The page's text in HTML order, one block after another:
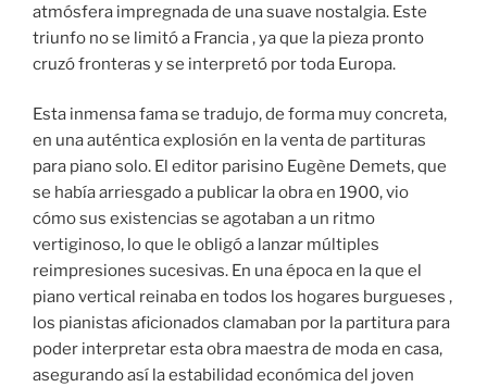
atmósfera impregnada de una suave nostalgia. Este
triunfo no se limitó a Francia , ya que la pieza pronto
cruzó fronteras y se interpretó por toda Europa.
Esta inmensa fama se tradujo, de forma muy concreta,
en una auténtica explosión en la venta de partituras
para piano solo. El editor parisino Eugène Demets, que
se había arriesgado a publicar la obra en 1900, vio
cómo sus existencias se agotaban a un ritmo
vertiginoso, lo que le obligó a lanzar múltiples
reimpresiones sucesivas. En una época en la que el
piano vertical reinaba en todos los hogares burgueses ,
los pianistas aficionados clamaban por la partitura para
poder interpretar esta obra maestra de moda en casa,
asegurando así la estabilidad económica del joven